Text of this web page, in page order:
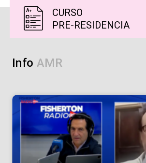
CURSO
PRE-RESIDENCIA
Info AMR